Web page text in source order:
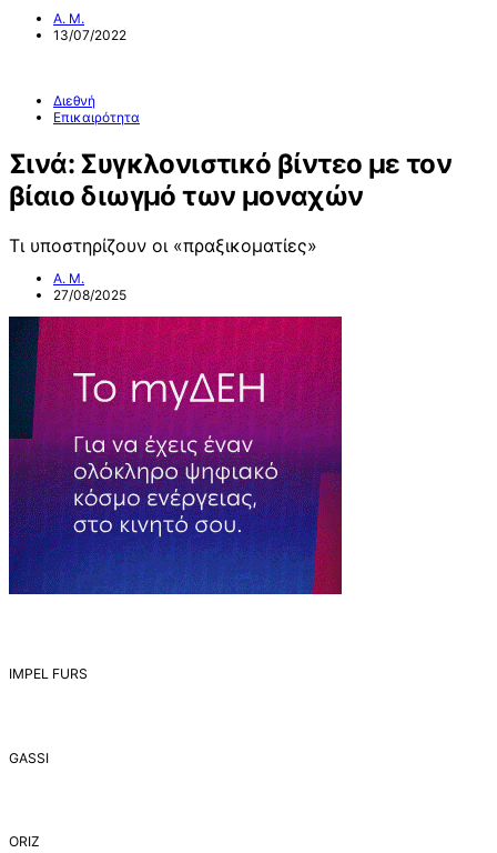
Α. Μ.
13/07/2022
Διεθνή
Επικαιρότητα
Σινά: Συγκλονιστικό βίντεο με τον
βίαιο διωγμό των μοναχών
Τι υποστηρίζουν οι «πραξικοματίες»
Α. Μ.
27/08/2025
IMPEL FURS
GASSI
ORIZ